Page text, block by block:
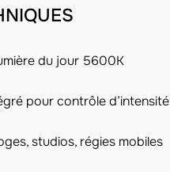
du jour 5600K
pour contrôle d’intensité
studios, régies mobiles